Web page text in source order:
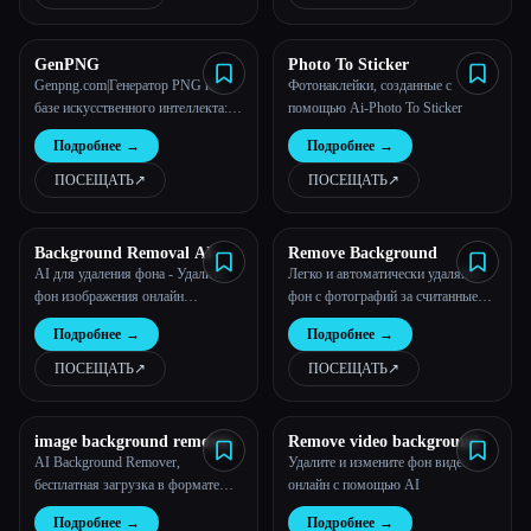
GenPNG
Genpng.com|Генератор PNG на
базе искусственного интеллекта:
создавайте потрясающие
прозрачные PNG онлайн
Подробнее →
ПОСЕЩАТЬ↗︎
Photo To Sticker
Фотонаклейки, созданные с
помощью Ai-Photo To Sticker
Подробнее →
ПОСЕЩАТЬ↗︎
Background Removal AI
AI для удаления фона - Удалите
фон изображения онлайн
бесплатно.
Подробнее →
ПОСЕЩАТЬ↗︎
Remove Background
Легко и автоматически удаляйте
фон с фотографий за считанные
секунды.
Подробнее →
ПОСЕЩАТЬ↗︎
image background remover
AI Background Remover,
бесплатная загрузка в формате
4K, регистрация не требуется
Подробнее →
Remove video background
Удалите и измените фон видео
онлайн с помощью AI
Подробнее →